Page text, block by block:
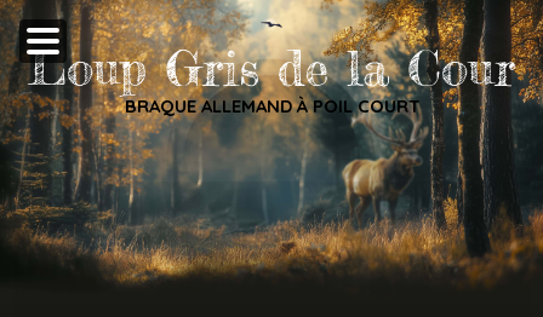
Loup Gris de la Cour
BRAQUE ALLEMAND À POIL COURT